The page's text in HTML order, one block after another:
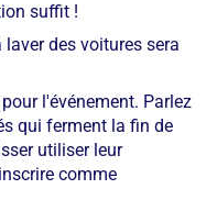
suffit !
des voitures sera
l'événement. Parlez
qui ferment la fin de
utiliser leur
comme